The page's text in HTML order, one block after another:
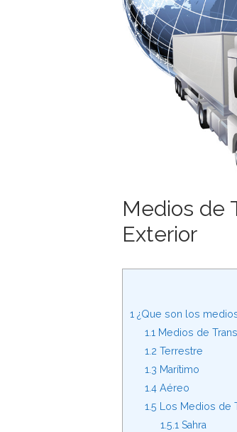
Medios de
Exterior
1 ¿Que son los
1.1 Medios de
1.2 Terrestre
1.3 Marítimo
1.4 Aéreo
1.5 Los Medios de
1.5.1 Sahra